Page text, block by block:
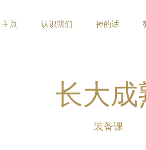
主页 认识我们 神的话
长大成
装备课